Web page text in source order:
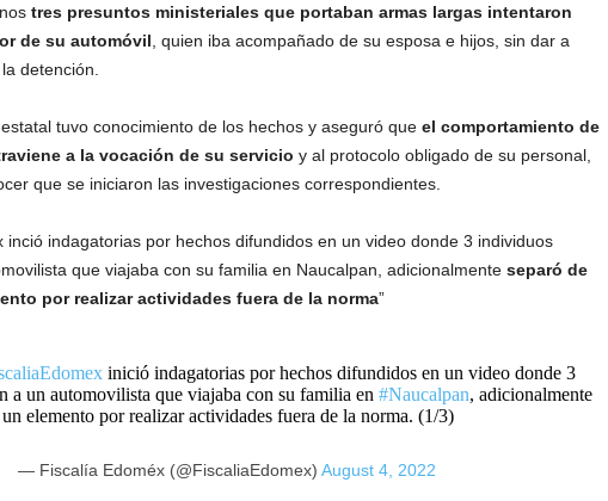
tres presuntos ministeriales que portaban armas largas intentaron
de su automóvil , quien iba acompañado de su esposa e hijos, sin dar a
detención.
tuvo conocimiento de los hechos y aseguró que el comportamiento de
a la vocación de su servicio y al protocolo obligado de su personal,
que se iniciaron las investigaciones correspondientes.
inció indagatorias por hechos difundidos en un video donde 3 individuos
que viajaba con su familia en Naucalpan, adicionalmente separó de
por realizar actividades fuera de la norma”
inició indagatorias por hechos difundidos en un video donde 3
a un automovilista que viajaba con su familia en #Naucalpan, adicionalmente
elemento por realizar actividades fuera de la norma. (1/3)
— Fiscalía Edoméx (@FiscaliaEdomex) August 4, 2022